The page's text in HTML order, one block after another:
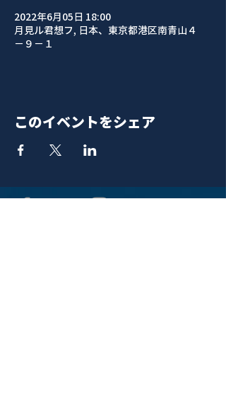
2022年6月05日 18:00
月見ル君想フ, 日本、東京都港区南青山４
−９−１
このイベントをシェア